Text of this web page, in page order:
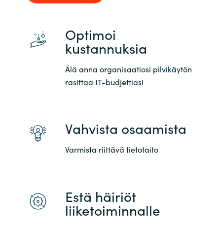
Optimoi
kustannuksia
Älä anna organisaatiosi pilvikäytön
rasittaa IT-budjettiasi
Vahvista osaamista
Varmista riittävä tietotaito
Estä häiriöt
liiketoiminnalle